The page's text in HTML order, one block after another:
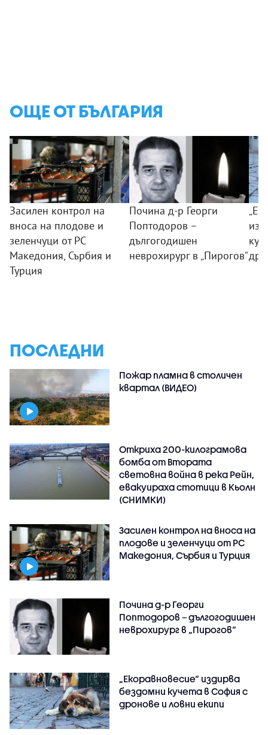
ОЩЕ ОТ БЪЛГАРИЯ
Засилен контрол на
вноса на плодове и
зеленчуци от РС
Македония, Сърбия и
Турция
Почина д-р Георги
Поптодоров –
дългогодишен
неврохирург в „Пирогов“
ПОСЛЕДНИ
Пожар пламна в столичен
квартал (ВИДЕО)
Откриха 200-килограмова
бомба от Втората
световна война в река Рейн,
евакуираха стотици в Кьолн
(СНИМКИ)
Засилен контрол на вноса на
плодове и зеленчуци от РС
Македония, Сърбия и Турция
Почина д-р Георги
Поптодоров – дългогодишен
неврохирург в „Пирогов“
„Екоравновесие“ издирва
бездомни кучета в София с
дронове и ловни екипи